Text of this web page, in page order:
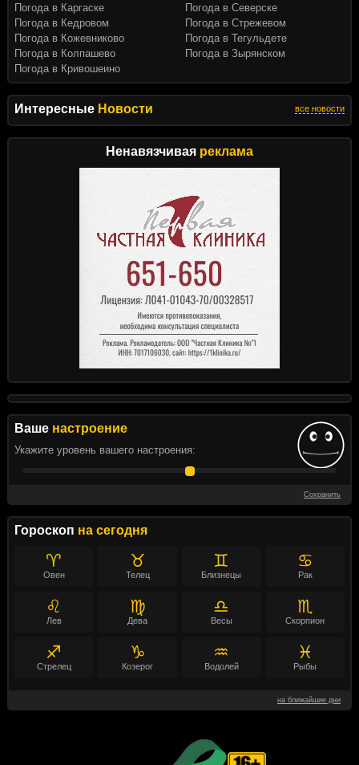
Интересные Новости все новости
Ненавязчивая реклама
Ваше настроение
Укажите уровень вашего настроения:
Сохранить
Гороскоп на сегодня
♈
Овен
♉
Телец
♊
Близнецы
♋
Рак
♌
Лев
♍
Дева
♎
Весы
♏
Скорпион
♐
Стрелец
♑
Козерог
♒
Водолей
♓
Рыбы
на ближайшие дни
Погода в Каргаске
Погода в Кедровом
Погода в Кожевниково
Погода в Колпашево
Погода в Кривошеино
Погода в Северске
Погода в Стрежевом
Погода в Тегульдете
Погода в Зырянском